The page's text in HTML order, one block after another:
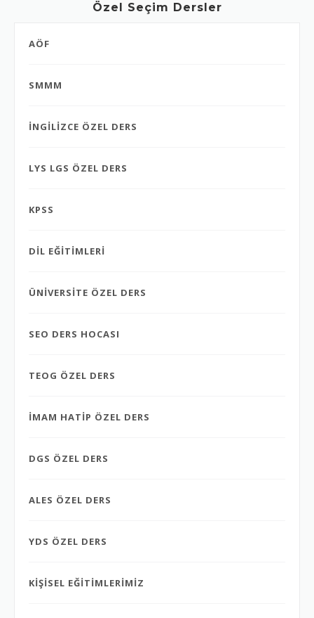
Özel Seçim Dersler
AÖF
SMMM
İNGİLİZCE ÖZEL DERS
LYS LGS ÖZEL DERS
KPSS
DİL EĞİTİMLERİ
ÜNİVERSİTE ÖZEL DERS
SEO DERS HOCASI
TEOG ÖZEL DERS
İMAM HATİP ÖZEL DERS
DGS ÖZEL DERS
ALES ÖZEL DERS
YDS ÖZEL DERS
KİŞİSEL EĞİTİMLERİMİZ